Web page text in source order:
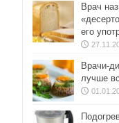
Врач
его
Врачи-
лучше